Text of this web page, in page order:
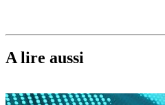
A lire aussi